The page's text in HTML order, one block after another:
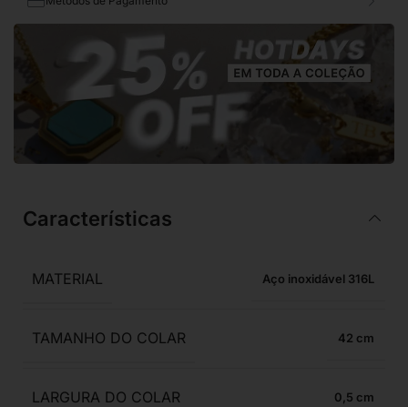
Características
MATERIAL Aço inoxidável 316L
TAMANHO DO COLAR 42
LARGURA DO COLAR 0,5